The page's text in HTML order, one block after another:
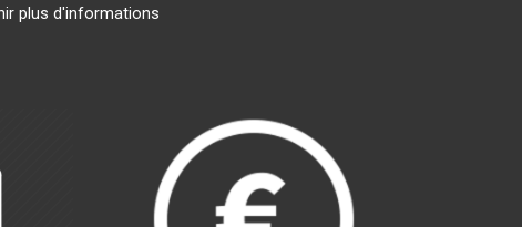
plus d'informations